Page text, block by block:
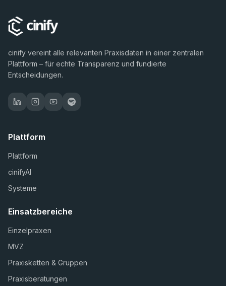
cinify vereint alle relevanten Praxisdaten in einer zentralen
Plattform – für echte Transparenz und fundierte
Entscheidungen.
Plattform
Plattform
cinifyAI
Systeme
Einsatzbereiche
Einzelpraxen
MVZ
Praxisketten & Gruppen
Praxisberatungen